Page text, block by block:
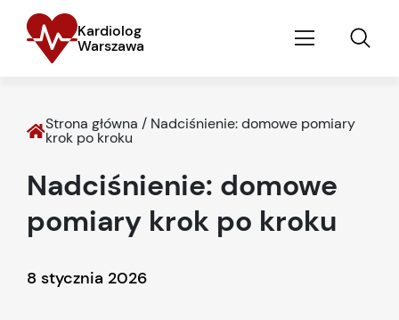
Kardiolog
Warszawa
Strona główna / Nadciśnienie: domowe pomiary
krok po kroku
Nadciśnienie: domowe
pomiary krok po kroku
8 stycznia 2026